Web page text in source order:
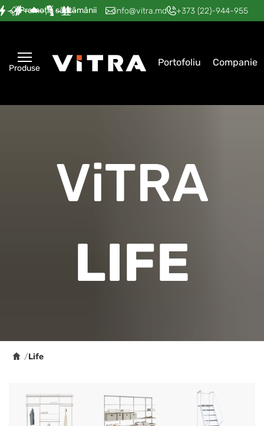
Promoția săptămânii
— — — — — info@vitra.md +373 (22)-944-955
Produse Portofoliu Companie
ViTRA
LIFE
/Life